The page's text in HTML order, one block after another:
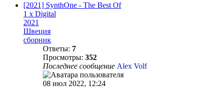
[2021] SynthOne - The Best Of
1 x Digital
2021
Швеция
сборник
Ответы: 7
Просмотры: 352
Последнее сообщение Alex Volf
08 июл 2022, 12:24